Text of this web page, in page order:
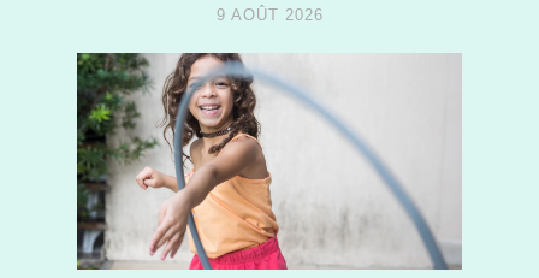
9 AOÛT 2026